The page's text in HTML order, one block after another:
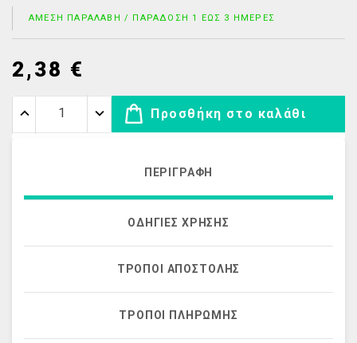
ΆΜΕΣΗ ΠΑΡΑΛΑΒΉ / ΠΑΡΆΔΟΣΗ 1 ΈΩΣ 3 ΗΜΈΡΕΣ
2,38 €
Προσθήκη στο καλάθι
ΠΕΡΙΓΡΑΦΉ
ΟΔΗΓΊΕΣ ΧΡΉΣΗΣ
ΤΡΌΠΟΙ ΑΠΟΣΤΟΛΉΣ
ΤΡΌΠΟΙ ΠΛΗΡΩΜΉΣ